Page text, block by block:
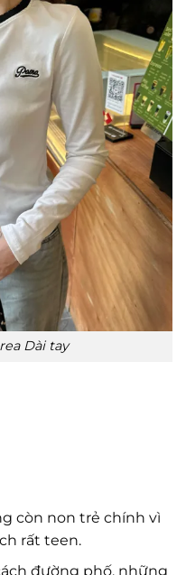
Dài tay
còn non trẻ chính vì
rất teen.
đường phố, những